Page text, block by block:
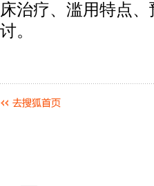
床治疗、滥用特点
讨。